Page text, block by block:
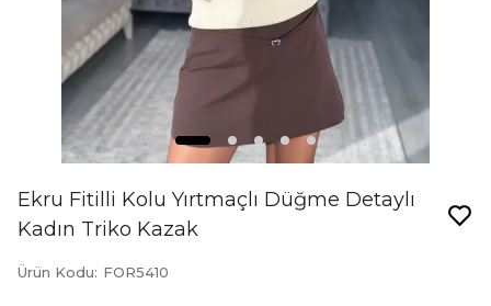
Ekru Fitilli Kolu Yırtmaçlı Düğme Detaylı
Kadın Triko Kazak
Ürün Kodu: FOR5410